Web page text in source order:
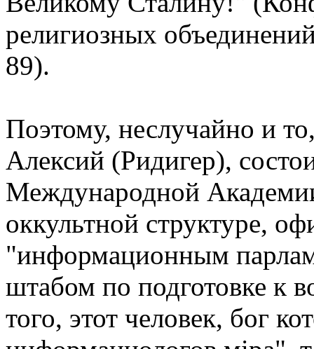
религиозных
89).
Поэтому, неслучайно и
Алексий (Ридигер),
Международной
оккультной структуре,
"информационным
штабом по подготовке к
того, этот человек, бог